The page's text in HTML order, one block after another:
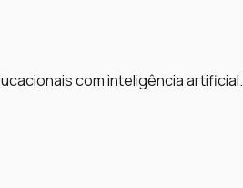
com inteligência artificial.